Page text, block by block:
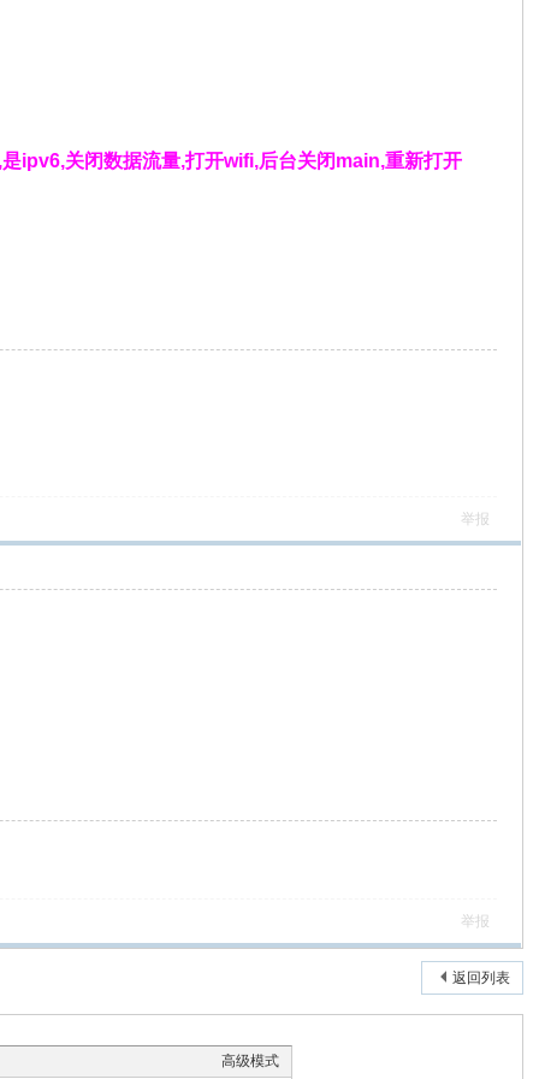
ipv6,关闭数据流量,打开wifi,后台关闭main,重新打开
举报
举报
返回列表
高级模式